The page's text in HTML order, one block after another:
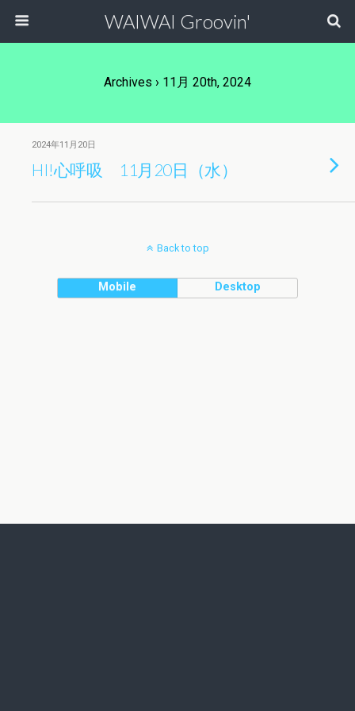
WAIWAI Groovin'
Archives › 11月 20th, 2024
2024年11月20日
HI!心呼吸 11月20日（水）
Back to top
Mobile Desktop